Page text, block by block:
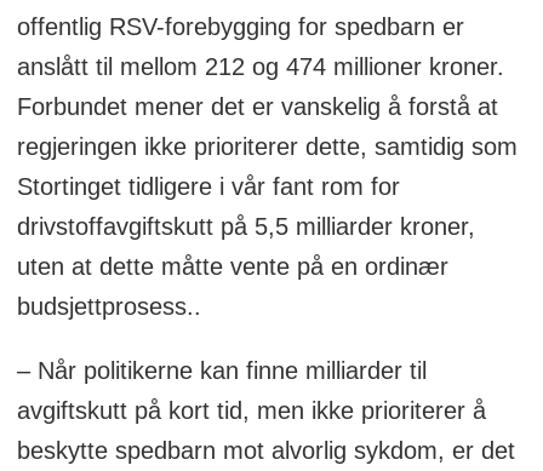
offentlig RSV-forebygging for spedbarn er
anslått til mellom 212 og 474 millioner kroner.
Forbundet mener det er vanskelig å forstå at
regjeringen ikke prioriterer dette, samtidig som
Stortinget tidligere i vår fant rom for
drivstoffavgiftskutt på 5,5 milliarder kroner,
uten at dette måtte vente på en ordinær
budsjettprosess..
– Når politikerne kan finne milliarder til
avgiftskutt på kort tid, men ikke prioriterer å
beskytte spedbarn mot alvorlig sykdom, er det